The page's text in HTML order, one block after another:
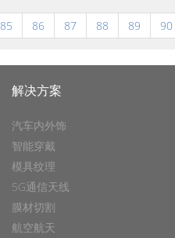
85 86 87 88 89 90
解决方案
汽车内外饰
智能穿戴
模具纹理
5G通信天线
膜材切割
航空航天